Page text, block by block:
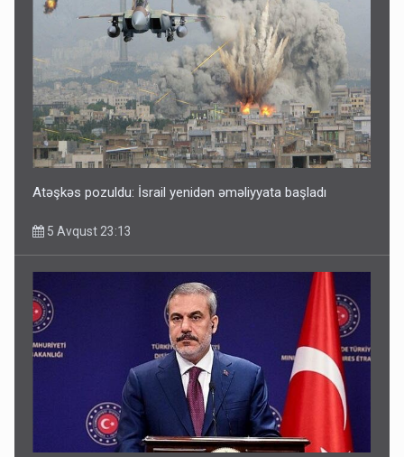
Atəşkəs pozuldu: İsrail yenidən əməliyyata başladı
5 Avqust 23:13